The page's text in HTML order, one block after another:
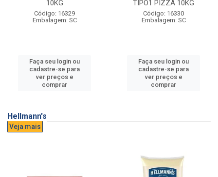
10KG
Código: 16329
Embalagem: SC
Faça seu login ou
cadastre-se para
ver preços e
comprar
TIPO1 PIZZA 10KG
Código: 16330
Embalagem: SC
Faça seu login ou
cadastre-se para
ver preços e
comprar
Hellmann's
Veja mais